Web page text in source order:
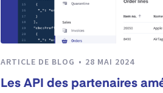
ARTICLE DE BLOG 28 MAI 2024
Les API des partenaires